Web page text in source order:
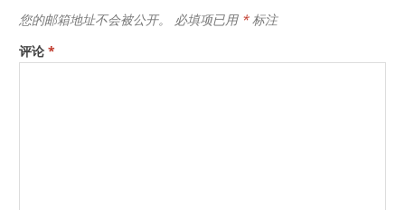
您的邮箱地址不会被公开。 必填项已用 *标注
评论*